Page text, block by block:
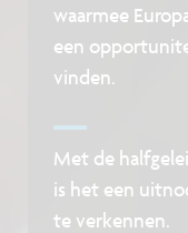
waarmee
een
vinden.
Met de
is het een
te verkennen.